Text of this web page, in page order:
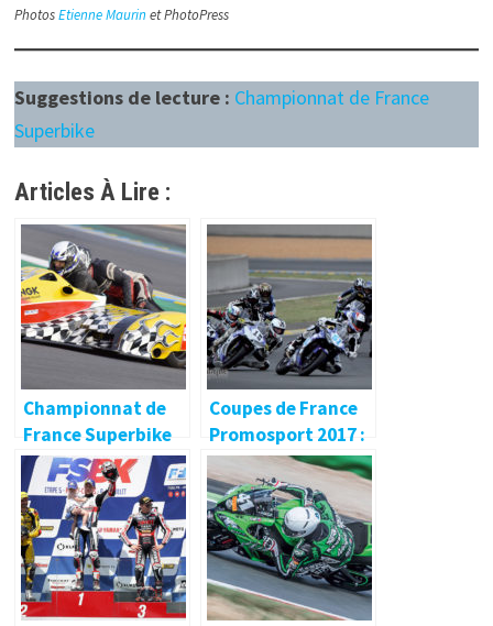
PhotosEtienne Maurinet PhotoPress
Suggestions de lecture : Championnat de France
Superbike
Articles À Lire :
Championnat de
France Superbike
🔐
Coupes de France
Promosport 2017 :
Le Mans – Magny
Cours